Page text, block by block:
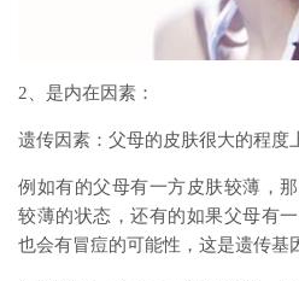
2、是内在因素：
遗传因素：父母的皮肤很大的程度
例如有的父母有一方皮肤较薄，
较薄的状态，还有的如果父母有
也会有冒痘的可能性，这是遗传基